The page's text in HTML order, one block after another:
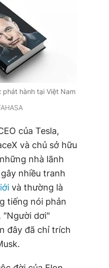
phát hành tại Việt Nam
của Tesla,
và chủ sở hữu
nhà lãnh
nhiều tranh
và thường là
tiếng nói phản
"Người dơi"
đây đã chỉ trích